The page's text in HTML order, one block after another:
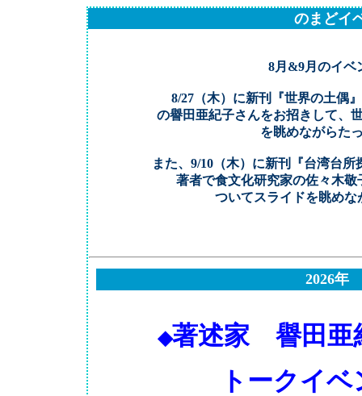
のまど
8月&9月のイベ
8/27（木）に新刊『世界の土偶
の譽田亜紀子さんをお招きして、
を眺めながらた
また、9/10（木）に新刊『台湾台
著者で食文化研究家の佐々木
ついてスライドを眺め
2026年
◆著述家 譽田
トークイ